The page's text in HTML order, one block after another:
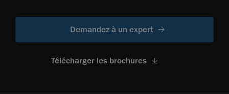
Demandez à un expert
Télécharger les brochures